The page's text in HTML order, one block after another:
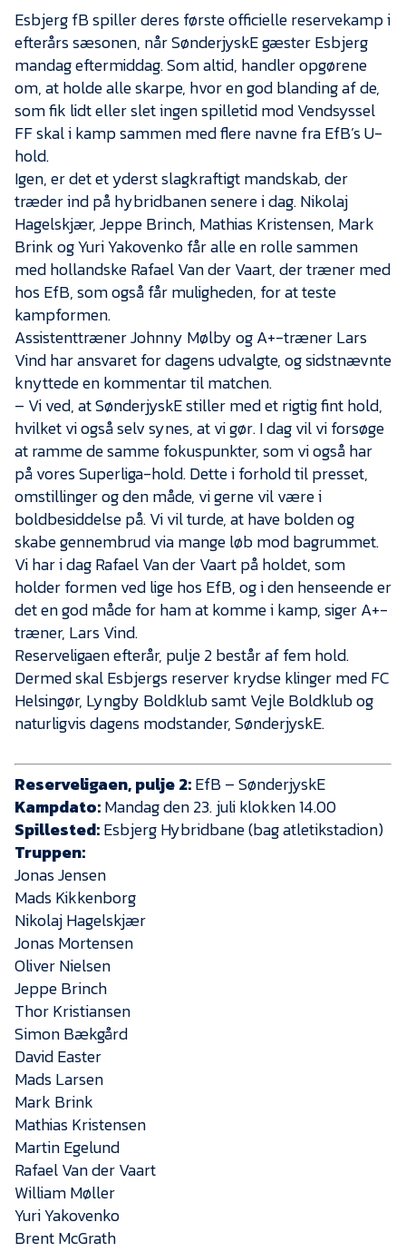
Blue Water Arena
Aktionærinformation
Kontakt
Job i EfB
Esbjerg fB spiller deres første officielle reservekamp i
efterårs sæsonen, når SønderjyskE gæster Esbjerg
mandag eftermiddag. Som altid, handler opgørene
om, at holde alle skarpe, hvor en god blanding af de,
som fik lidt eller slet ingen spilletid mod Vendsyssel
FF skal i kamp sammen med flere navne fra EfB’s U-
hold.
Igen, er det et yderst slagkraftigt mandskab, der
træder ind på hybridbanen senere i dag. Nikolaj
Hagelskjær, Jeppe Brinch, Mathias Kristensen, Mark
Brink og Yuri Yakovenko får alle en rolle sammen
med hollandske Rafael Van der Vaart, der træner med
hos EfB, som også får muligheden, for at teste
kampformen.
Assistenttræner Johnny Mølby og A+-træner Lars
Vind har ansvaret for dagens udvalgte, og sidstnævnte
knyttede en kommentar til matchen.
– Vi ved, at SønderjyskE stiller med et rigtig fint hold,
hvilket vi også selv synes, at vi gør. I dag vil vi forsøge
at ramme de samme fokuspunkter, som vi også har
på vores Superliga-hold. Dette i forhold til presset,
omstillinger og den måde, vi gerne vil være i
boldbesiddelse på. Vi vil turde, at have bolden og
skabe gennembrud via mange løb mod bagrummet.
Vi har i dag Rafael Van der Vaart på holdet, som
holder formen ved lige hos EfB, og i den henseende er
det en god måde for ham at komme i kamp, siger A+-
træner, Lars Vind.
Reserveligaen efterår, pulje 2 består af fem hold.
Dermed skal Esbjergs reserver krydse klinger med FC
Helsingør, Lyngby Boldklub samt Vejle Boldklub og
naturligvis dagens modstander, SønderjyskE.
Reserveligaen, pulje 2:EfB – SønderjyskE
Kampdato:Mandag den 23. juli klokken 14.00
Spillested:Esbjerg Hybridbane (bag atletikstadion)
Truppen:
Jonas Jensen
Mads Kikkenborg
Nikolaj Hagelskjær
Jonas Mortensen
Oliver Nielsen
Jeppe Brinch
Thor Kristiansen
Simon Bækgård
David Easter
Mads Larsen
Mark Brink
Mathias Kristensen
Martin Egelund
Rafael Van der Vaart
William Møller
Yuri Yakovenko
Brent McGrath